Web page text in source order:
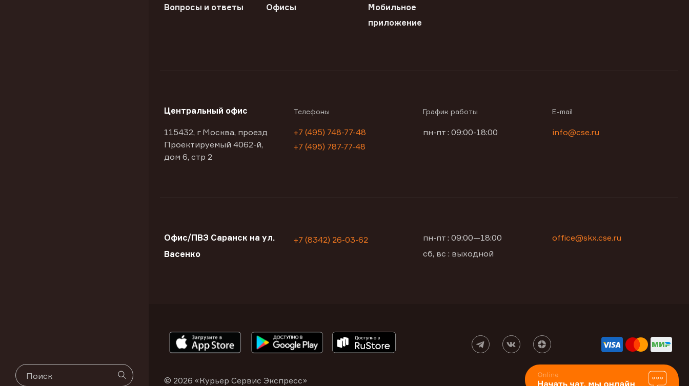
Вопросы и ответы Офисы
Мобильное
приложение
Центральный офис
115432, г Москва, проезд
Проектируемый 4062-й,
дом 6, стр 2
Телефоны
+7 (495) 748-77-48
+7 (495) 787-77-48
График работы
пн-пт : 09:00-18:00
E-mail
info@cse.ru
Офис/ПВЗ Саранск на ул.
Васенко
+7 (8342) 26-03-62
пн-пт : 09:00—18:00
сб, вс : выходной
office@skx.cse.ru
© 2026 «Курьер Сервис Экспресс»